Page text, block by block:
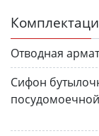
Отводная
Сифон